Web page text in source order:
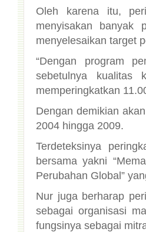
Oleh karena itu,
menyisakan banyak
menyelesaikan target
“Dengan program
sebetulnya kualitas
memperingkatkan
Dengan demikian
2004 hingga 2009.
Terdeteksinya
bersama yakni
Perubahan Global”
Nur juga berharap
sebagai organisasi
fungsinya sebagai